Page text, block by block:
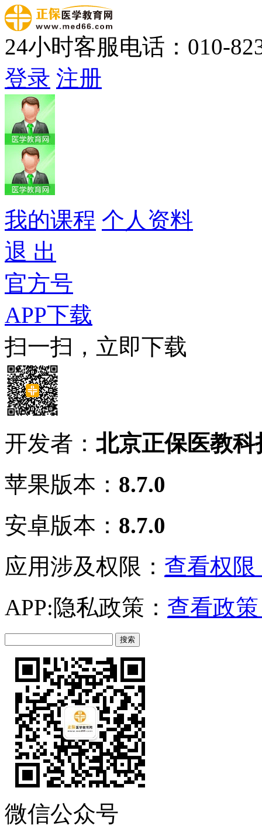
24小时客服电话：010-
登录 注册
我的课程 个人资料
退 出
官方号
APP下载
扫一扫，立即下载
开发者： 北京正保医教
苹果版本： 8.7.0
安卓版本： 8.7.0
应用涉及权限： 查看权限
APP:隐私政策： 查看政
微信公众号